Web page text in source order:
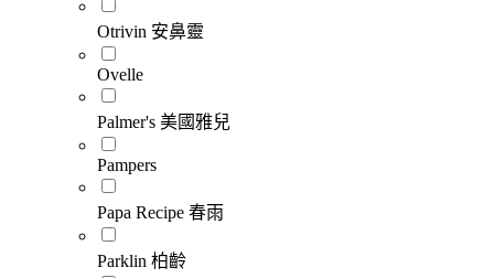
Otrivin 安鼻靈
Ovelle
Palmer's 美國雅兒
Pampers
Papa Recipe 春雨
Parklin 柏齡